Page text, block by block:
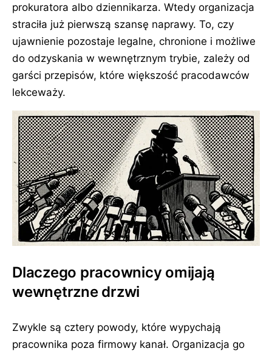
prokuratora albo dziennikarza. Wtedy organizacja
straciła już pierwszą szansę naprawy. To, czy
ujawnienie pozostaje legalne, chronione i możliwe
do odzyskania w wewnętrznym trybie, zależy od
garści przepisów, które większość pracodawców
lekceważy.
Dlaczego pracownicy omijają
wewnętrzne drzwi
Zwykle są cztery powody, które wypychają
pracownika poza firmowy kanał. Organizacja go